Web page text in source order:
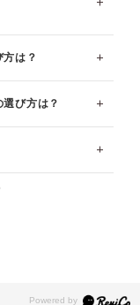
いませ。
選び方のポイン
ております。
き、入る文字
ズ7号の場
ます。
は？
はプラチナで
は、希少性が
、愛の証であ
ます。
び方は？
いてお伝えし